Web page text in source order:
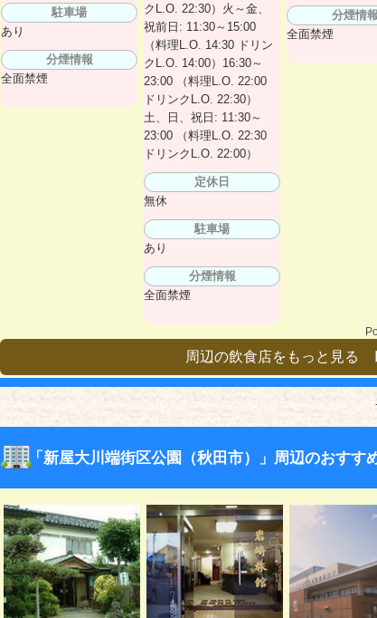
駐車場
あり
分煙情報
全面禁煙
クL.O. 22:30）火～金、
祝前日: 11:30～15:00
（料理L.O. 14:30 ドリン
クL.O. 14:00）16:30～
23:00 （料理L.O. 22:00
ドリンクL.O. 22:30）
土、日、祝日: 11:30～
23:00 （料理L.O. 22:30
ドリンクL.O. 22:00）
定休日
無休
駐車場
あり
分煙情報
全面禁煙
分煙情報
全面禁煙
周辺の飲食店をもっと見る
「新屋大川端街区公園（秋田市）」周辺のおすす